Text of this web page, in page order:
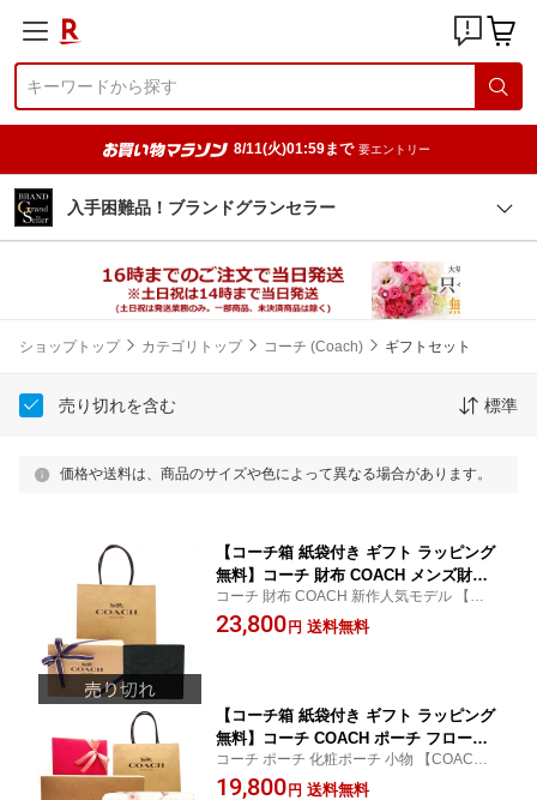
8/11(火)01:59まで 要エントリー
入手困難品！ブランドグランセラー
ショップトップ カテゴリトップ コーチ (Coach) ギフトセット
売り切れを含む 標準
価格や送料は、商品のサイズや色によって異なる場合があります。
【コーチ箱 紙袋付き ギフト ラッピング
無料】コーチ 財布 COACH メンズ財布
シグネチャー クロスグレイン レザー 二
つ折り財布 コインケース付き CR-459 B
コーチ 財布 COACH 新作人気モデル 【コ
−チ サイフ さいふ】
23,800 円 送料無料
【コーチ箱 紙袋付き ギフト ラッピング
無料】コーチ COACH ポーチ フローラ
ルプリント 花柄 コスメティック化粧ポ
ーチ 小物入れ C-7358 IMCAH【 新品 新
コーチ ポーチ 化粧ポーチ 小物 【COACH
コーチ】
19,800 円 送料無料